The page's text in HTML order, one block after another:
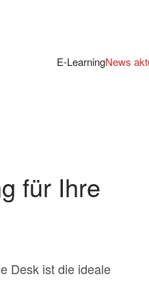
E-LearningNews
für Ihre
Desk ist die ideale